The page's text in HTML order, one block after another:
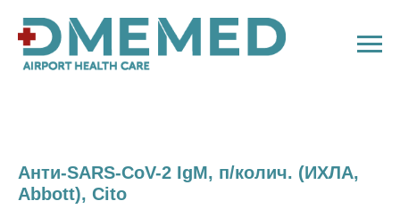
Анти-SARS-CoV-2 IgM, п/колич. (ИХЛА,
Abbott), Cito